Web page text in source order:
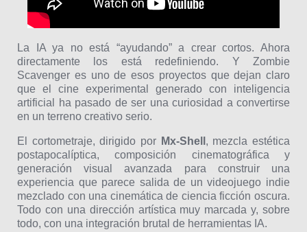
La IA ya no está “ayudando” a crear cortos. Ahora
directamente los está redefiniendo. Y Zombie
Scavenger es uno de esos proyectos que dejan claro
que el cine experimental generado con inteligencia
artificial ha pasado de ser una curiosidad a convertirse
en un terreno creativo serio.
El cortometraje, dirigido por Mx-Shell , mezcla estética
postapocalíptica, composición cinematográfica y
generación visual avanzada para construir una
experiencia que parece salida de un videojuego indie
mezclado con una cinemática de ciencia ficción oscura.
Todo con una dirección artística muy marcada y, sobre
todo, con una integración brutal de herramientas IA.